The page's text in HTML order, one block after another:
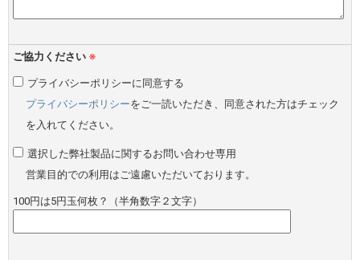
ご協力ください ※
プライバシーポリシーに同意する
プライバシーポリシーをご一読いただき、同意された方はチェック
を入れてください。
選択した弊社製品に関するお問い合わせ専用
営業目的での利用はご遠慮いただいております。
100円は5円玉何枚？（半角数字２文字）